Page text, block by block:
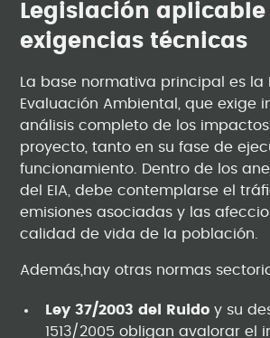
Legislación aplicable
exigencias técnicas
La base normativa principal es la
Evaluación Ambiental, que exige
análisis completo de los
proyecto, tanto en su fase de
funcionamiento. Dentro de los
del EIA, debe contemplarse el
emisiones asociadas y las
calidad de vida de la población.
Además,hay otras normas
Ley 37/2003 del Ruido y su
1513/2005 obligan avalorar el